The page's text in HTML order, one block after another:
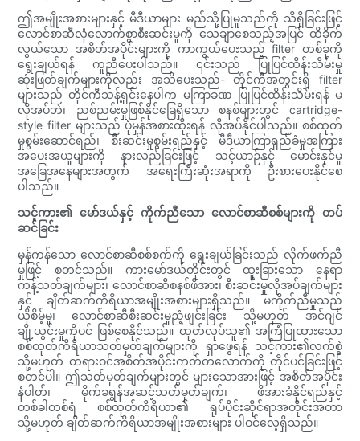
ဤအမျိုးအစားများနှင့် မီဒီယာများ မည်သို့ပြုမူသည်ကို သိရှိခြင်းဖြင့်
လောင်စာဆီလုံလောက်စွာစီးဆင်းမှုကို သေချာစေသည့်အပြင် ထိခိုက်
လွယ်သော အစိတ်အပိုင်းများကို ကာကွယ်ပေးသည့် filter တစ်ခုကို
ရွေးချယ်ရန် ကူညီပေးပါသည်။ ၎င်းသည် ပြုပြင်ထိန်းသိမ်းမှု
ဆုံးဖြတ်ချက်များကိုလည်း အသိပေးသည်- တိုင်ကီအတွင်းရှိ filter
များသည် တိုင်ကီသန့်ရှင်းနေပါက မကြာခဏ ပြုပြင်ထိန်းသိမ်းရန် မ
လိုအပ်ဘဲ၊ ညစ်ညမ်းမှုဖြစ်နိုင်ခြေရှိသော စနစ်များတွင် cartridge-
style filter များသည် ပုံမှန်အစားထိုးရန် လိုအပ်နိုင်ပါသည်။ စစ်ထုတ်
မှုစွမ်းဆောင်ရည်၊ စီးဆင်းမှုစွမ်းရည်နှင့် မီဒီယာကြာရှည်ခံမှုအကြား
အပေးအယူများကို နားလည်ခြင်းဖြင့် သင့်ယာဉ်နှင့် မောင်းနှင်မှု
အခြေအနေများအတွက် အရေးကြီးဆုံးအရာကို ဦးစားပေးနိုင်စေ
ပါသည်။
သင့်ကား၏ မော်ဒယ်နှင့် ကိုက်ညီသော လောင်စာဆီစစ်များကို တပ်
ဆင်ခြင်း
မှန်ကန်သော လောင်စာဆီစစ်စက်ကို ရွေးချယ်ခြင်းသည် လိုက်ဖက်ညီ
မှုဖြင့် စတင်သည်။ ကားမော်ဒယ်တိုင်းတွင် ထူးခြားသော နေရာ
ကန့်သတ်ချက်များ၊ လောင်စာဆီစနစ်ဖိအား၊ စီးဆင်းမှုလိုအပ်ချက်များ
နှင့် ချိတ်ဆက်ကိရိယာအမျိုးအစားများရှိသည်။ မကိုက်ညီမှုသည်
ယိုစိမ့်မှု၊ လောင်စာဆီစီးဆင်းမှုညံ့ဖျင်းခြင်း သို့မဟုတ် အင်ဂျင်
ချို့ယွင်းမှုကိုပင် ဖြစ်စေနိုင်သည်။ ထုတ်လုပ်သူ၏ အကြံပြုထားသော
စစ်ထုတ်ကိရိယာသတ်မှတ်ချက်များကို ရှာဖွေရန် သင့်ကား၏လက်စွဲ
သို့မဟုတ် တရားဝင်အစိတ်အပိုင်းကတ်တလောက်ကို တိုင်ပင်ခြင်းဖြင့်
စတင်ပါ။ ဤသတ်မှတ်ချက်များတွင် များသောအားဖြင့် အစိတ်အပိုင်း
နံပါတ်၊ မိုက်ခရွန်အဆင့်သတ်မှတ်ချက်၊ ဖိအားခံနိုင်ရည်နှင့်
တစ်ခါတစ်ရံ စစ်ထုတ်ကိရိယာ၏ ရုပ်ပိုင်းဆိုင်ရာအတိုင်းအတာ
သို့မဟုတ် ချိတ်ဆက်ကိရိယာအမျိုးအစားများ ပါဝင်လေ့ရှိသည်။